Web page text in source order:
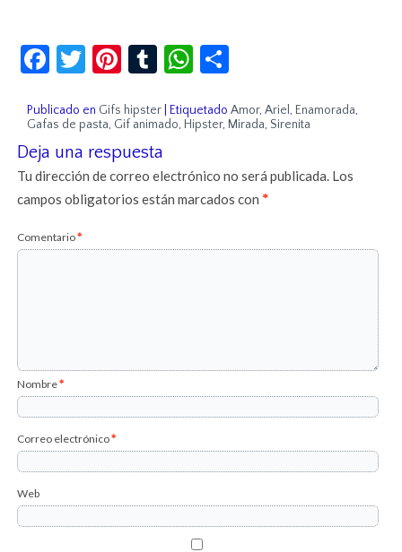
Facebook
Twitter
Pinterest
TumblrWhatsApp
Publicado en Gifs hipster |Etiquetado Amor,Ariel, Enamorada,
Gafas de pasta, Gif animado, Hipster, Mirada, Sirenita
Deja una respuesta
Tu dirección de correo electrónico no será publicada. Los
campos obligatorios están marcados con*
Comentario*
Nombre*
Correo electrónico*
Web